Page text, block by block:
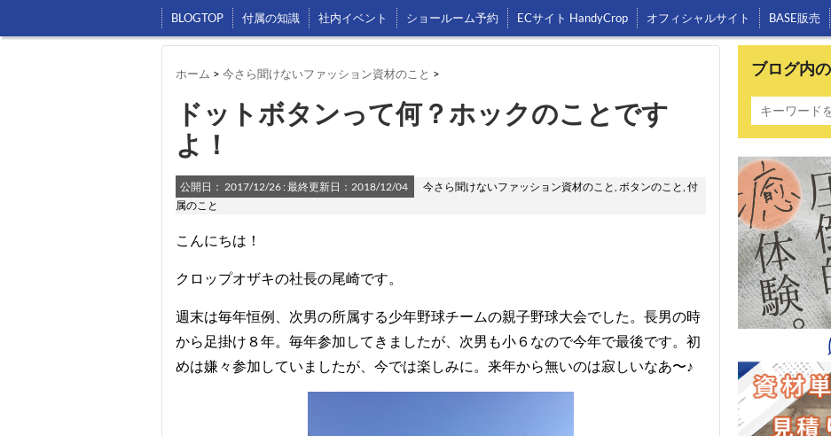
BLOGTOP 付属の知識 社内イベント ショールーム予約 ECサイト HandyCrop オフィシャルサイト BASE販売
ホーム > 今さら聞けないファッション資材のこと >
ドットボタンって何？ホックのことです
よ！
公開日： 2017/12/26 : 最終更新日：2018/12/04 今さら聞けないファッション資材のこと, ボタンのこと, 付
属のこと
こんにちは！
クロップオザキの社長の尾崎です。
週末は毎年恒例、次男の所属する少年野球チームの親子野球大会でした。長男の時
から足掛け８年。毎年参加してきましたが、次男も小６なので今年で最後です。初
めは嫌々参加していましたが、今では楽しみに。来年から無いのは寂しいなあ〜♪
ブログ内